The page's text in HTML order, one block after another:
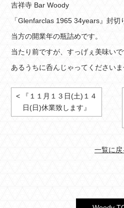
吉祥寺 Bar Woody
「Glenfarclas 1965 34years』封切
当方の開業年の瓶詰めです。
当たり前ですが、すっげぇ美味いで
あるうちに呑んじゃってくださいま
< 『１１月１３日(土)１４
日(日)休業致します』
一覧に戻